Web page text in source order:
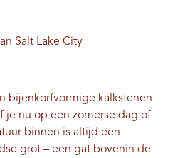
Salt Lake City
bijenkorfvormige kalkstenen
je nu op een zomerse dag of
binnen is altijd een
grot – een gat bovenin de